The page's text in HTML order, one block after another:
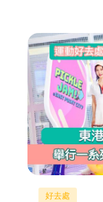
好去處